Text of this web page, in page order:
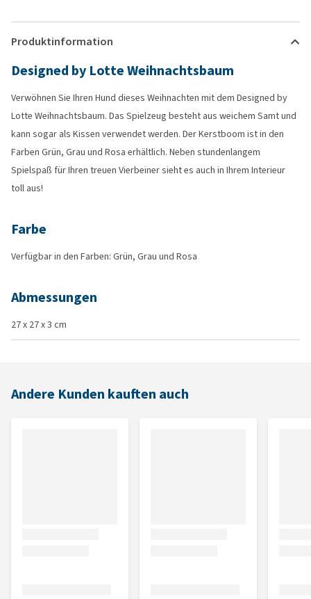
Produktinformation
Designed by Lotte Weihnachtsbaum
Verwöhnen Sie Ihren Hund dieses Weihnachten mit dem Designed by
Lotte Weihnachtsbaum. Das Spielzeug besteht aus weichem Samt und
kann sogar als Kissen verwendet werden. Der Kerstboom ist in den
Farben Grün, Grau und Rosa erhältlich. Neben stundenlangem
Spielspaß für Ihren treuen Vierbeiner sieht es auch in Ihrem Interieur
toll aus!
Farbe
Verfügbar in den Farben: Grün, Grau und Rosa
Abmessungen
27 x 27 x 3 cm
Andere Kunden kauften auch